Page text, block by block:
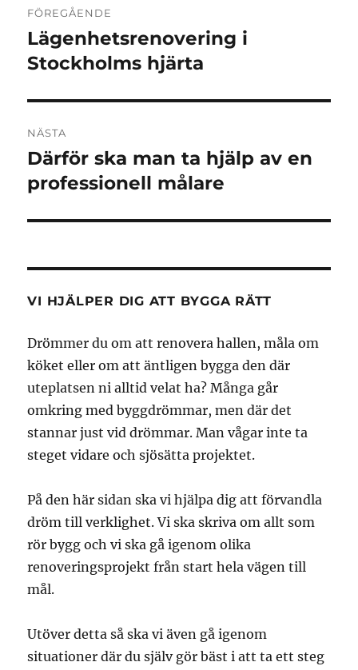
FÖREGÅENDE
Föregående
inlägg:
Lägenhetsrenovering i
Stockholms hjärta
NÄSTA
Nästa
inlägg:
Därför ska man ta hjälp av en
professionell målare
VI HJÄLPER DIG ATT BYGGA RÄTT
Drömmer du om att renovera hallen, måla om
köket eller om att äntligen bygga den där
uteplatsen ni alltid velat ha? Många går
omkring med byggdrömmar, men där det
stannar just vid drömmar. Man vågar inte ta
steget vidare och sjösätta projektet.
På den här sidan ska vi hjälpa dig att förvandla
dröm till verklighet. Vi ska skriva om allt som
rör bygg och vi ska gå igenom olika
renoveringsprojekt från start hela vägen till
mål.
Utöver detta så ska vi även gå igenom
situationer där du själv gör bäst i att ta ett steg